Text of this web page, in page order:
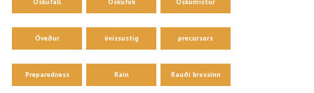
Óveður óvissustig precursors
Preparedness Rain Rauði krossinn